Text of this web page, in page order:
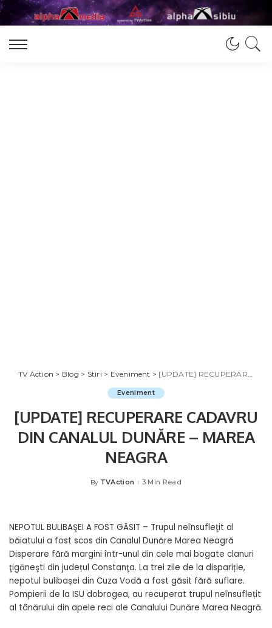
TV Action > Blog > Stiri > Eveniment > [UPDATE] RECUPERARE CADAVRU DIN CANALUL DUNĂRE – MAREA NEAGRA
Eveniment
[UPDATE] RECUPERARE CADAVRU
DIN CANALUL DUNĂRE – MAREA
NEAGRA
Posted
By TVAction 3 Min Read
NEPOTUL BULIBAŞEI A FOST GĂSIT – Trupul neînsufleţit al
băiatului a fost scos din Canalul Dunăre Marea Neagră
Disperare fără margini într-unul din cele mai bogate clanuri
ţigăneşti din județul Constanţa. La trei zile de la dispariție,
nepotul bulibașei din Cuza Vodă a fost găsit fără suflare.
Pompierii de la ISU dobrogea, au recuperat trupul neînsuflețit
al tânărului din apele reci ale Canalului Dunăre Marea Neagră.